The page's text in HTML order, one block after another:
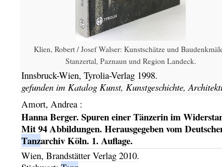
Klien, Robert / Josef Walser: Kunstschätze und
Stanzertal, Paznaun und Region Landeck.
Innsbruck-Wien, Tyrolia-Verlag 1998.
gefunden im Katalog Kunst, Kunstgeschichte,
Amort, Andrea:
Hanna Berger. Spuren einer Tänzerin im
Mit 94 Abbildungen. Herausgegeben vom
Tanzarchiv Köln. 1. Auflage.
Wien, Brandstätter Verlag 2010.